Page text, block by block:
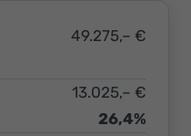
49.275,– €
13.025,– €
26,4%